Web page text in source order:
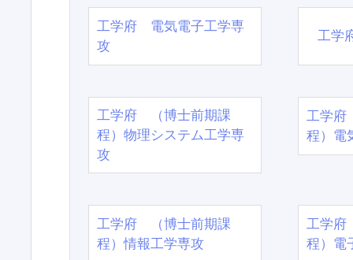
工学府 電気電子工学専
攻
工学
工学府 （博士前期課
程）物理システム工学専
攻
工学
程）電
工学府 （博士前期課
程）情報工学専攻
工学
程）電